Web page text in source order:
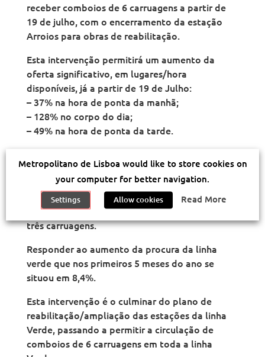
receber comboios de 6 carruagens a partir de
19 de julho, com o encerramento da estação
Arroios para obras de reabilitação.
Esta intervenção permitirá um aumento da
oferta significativo, em lugares/hora
disponíveis, já a partir de 19 de Julho:
– 37% na hora de ponta da manhã;
– 128% no corpo do dia;
– 49% na hora de ponta da tarde.
de julho de 2017, evitar os constrangimentos
pontuais que se verificam na hora de ponta da
manhã na estação de Cais do Sodré, devido à
incapacidade de escoamento dos comboios de
três carruagens.
Responder ao aumento da procura da linha
verde que nos primeiros 5 meses do ano se
situou em 8,4%.
Esta intervenção é o culminar do plano de
reabilitação/ampliação das estações da linha
Verde, passando a permitir a circulação de
comboios de 6 carruagens em toda a linha
Metropolitano de Lisboa would like to store cookies on
your computer for better navigation.
Settings Allow cookies Read More